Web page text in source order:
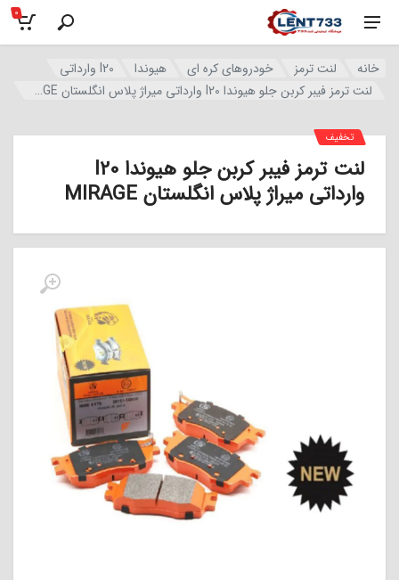
0
خانه لنت ترمز خودروهای کره ای هیوندا
I20 وارداتی
لنت ترمز فیبر کربن جلو هیوندا I20 وارداتی میراژ پلاس انگلستان MIRAGE
لنت ترمز فیبر کربن جلو هیوندا I20
وارداتی میراژ پلاس انگلستان MIRAGE
تخفیف